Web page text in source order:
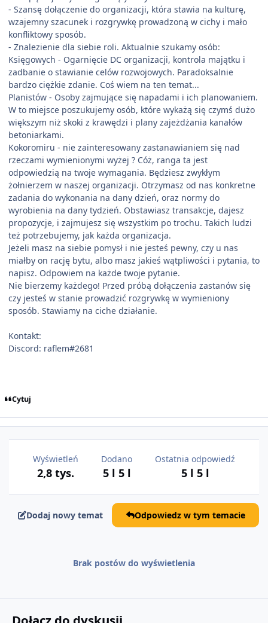
- Szansę dołączenie do organizacji, która stawia na kulturę,
wzajemny szacunek i rozgrywkę prowadzoną w cichy i mało
konfliktowy sposób.
- Znalezienie dla siebie roli. Aktualnie szukamy osób:
Księgowych - Ogarnięcie DC organizacji, kontrola majątku i
zadbanie o stawianie celów rozwojowych. Paradoksalnie
bardzo ciężkie zdanie. Coś wiem na ten temat...
Planistów - Osoby zajmujące się napadami i ich planowaniem.
W to miejsce poszukujemy osób, które wykażą się czymś dużo
większym niż skoki z krawędzi i plany zajeżdżania kanałów
betoniarkami.
Kokoromiru - nie zainteresowany zastanawianiem się nad
rzeczami wymienionymi wyżej ? Cóż, ranga ta jest
odpowiedzią na twoje wymagania. Będziesz zwykłym
żołnierzem w naszej organizacji. Otrzymasz od nas konkretne
zadania do wykonania na dany dzień, oraz normy do
wyrobienia na dany tydzień. Obstawiasz transakcje, dajesz
propozycje, i zajmujesz się wszystkim po trochu. Takich ludzi
też potrzebujemy, jak każda organizacja.
Jeżeli masz na siebie pomysł i nie jesteś pewny, czy u nas
miałby on rację bytu, albo masz jakieś wątpliwości i pytania, to
napisz. Odpowiem na każde twoje pytanie.
Nie bierzemy każdego! Przed próbą dołączenia zastanów się
czy jesteś w stanie prowadzić rozgrywkę w wymieniony
sposób. Stawiamy na ciche działanie.
Kontakt:
Discord: raflem#2681
Cytuj
Wyświetleń
2,8 tys.
Dodano
5 l 5 l
Ostatnia odpowiedź
5 l 5 l
Dodaj nowy temat Odpowiedz w tym temacie
Brak postów do wyświetlenia